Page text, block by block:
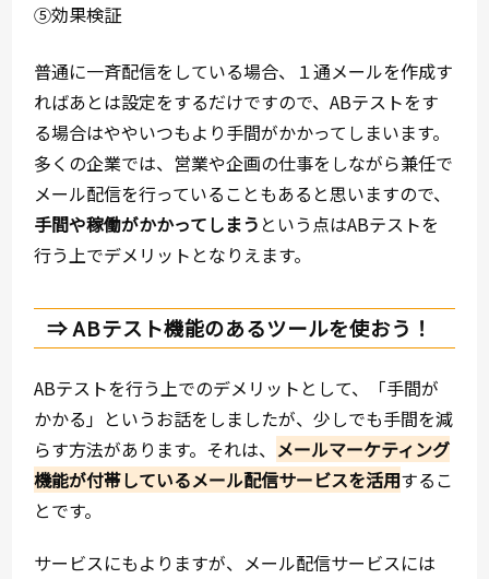
⑤効果検証
普通に一斉配信をしている場合、１通メールを作成す
ればあとは設定をするだけですので、ABテストをす
る場合はややいつもより手間がかかってしまいます。
多くの企業では、営業や企画の仕事をしながら兼任で
メール配信を行っていることもあると思いますので、
手間や稼働がかかってしまう という点はABテストを
行う上でデメリットとなりえます。
⇒ ABテスト機能のあるツールを使おう！
ABテストを行う上でのデメリットとして、「手間が
かかる」というお話をしましたが、少しでも手間を減
らす方法があります。それは、 メールマーケティング
機能が付帯しているメール配信サービスを活用するこ
とです。
サービスにもよりますが、メール配信サービスには